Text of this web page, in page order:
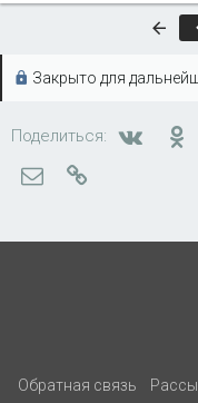
Закрыто для
Поделиться:
Электронная почта
Обратная связь